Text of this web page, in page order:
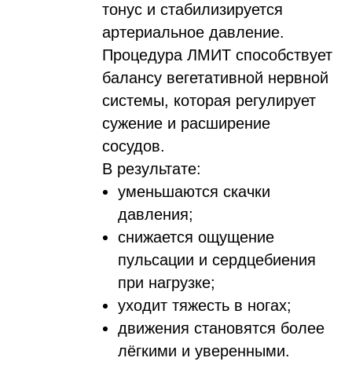
тонус и стабилизируется
артериальное давление.
Процедура ЛМИТ способствует
балансу вегетативной нервной
системы, которая регулирует
сужение и расширение
сосудов.
В результате:
уменьшаются скачки
давления;
снижается ощущение
пульсации и сердцебиения
при нагрузке;
уходит тяжесть в ногах;
движения становятся более
лёгкими и уверенными.